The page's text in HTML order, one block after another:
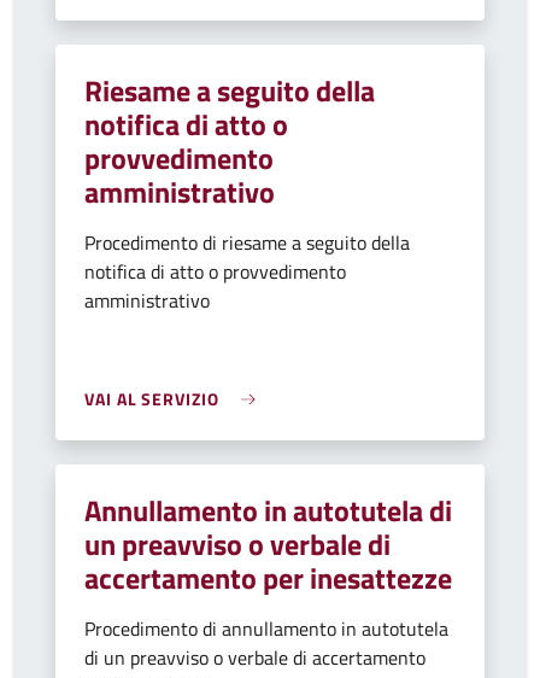
Riesame a seguito della
notifica di atto o
provvedimento
amministrativo
Procedimento di riesame a seguito della
notifica di atto o provvedimento
amministrativo
VAI AL SERVIZIO
Annullamento in autotutela di
un preavviso o verbale di
accertamento per inesattezze
Procedimento di annullamento in autotutela
di un preavviso o verbale di accertamento